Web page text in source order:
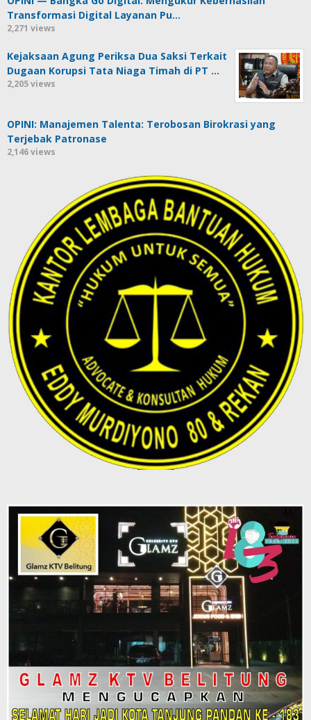
Transformasi Digital Layanan Pu…
2,271 views
Kejaksaan Agung Periksa Dua Saksi Terkait
Dugaan Korupsi Tata Niaga Timah di PT …
2,205 views
OPINI: Manajemen Talenta: Terobosan Birokrasi yang
Terjebak Patronase
2,146 views